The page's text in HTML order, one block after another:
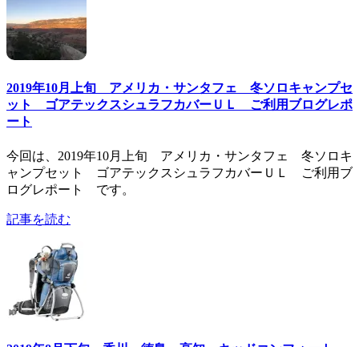
2019年10月上旬 アメリカ・サンタフェ 冬ソロキャンプセ
ット ゴアテックスシュラフカバーＵＬ ご利用ブログレポ
ート
今回は、2019年10月上旬 アメリカ・サンタフェ 冬ソロキ
ャンプセット ゴアテックスシュラフカバーＵＬ ご利用ブ
ログレポート です。
記事を読む